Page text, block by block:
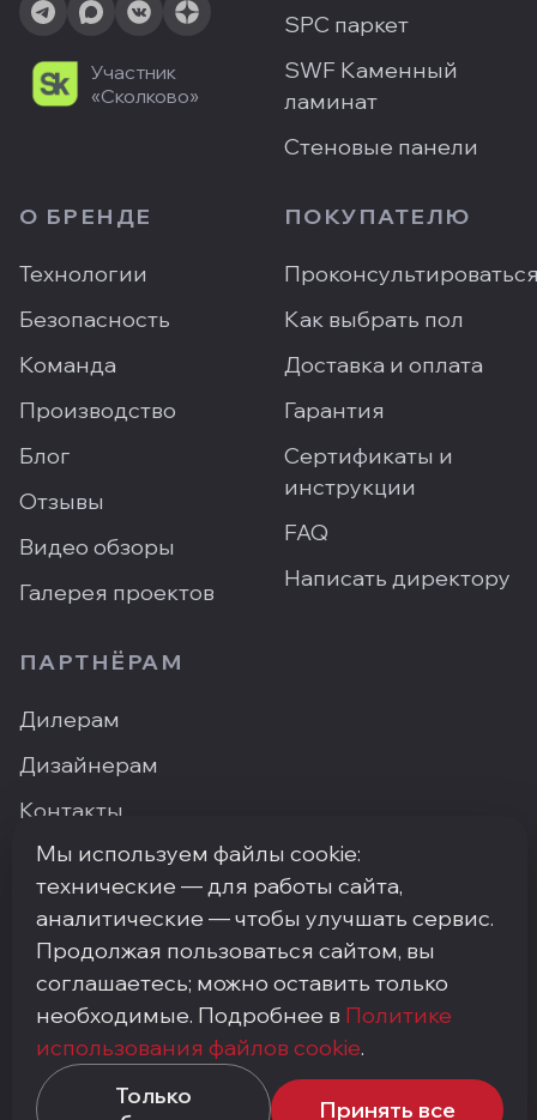
Участник
«Сколково»
SPC паркет
SWF Каменный
ламинат
Стеновые панели
О БРЕНДЕ
Технологии
Безопасность
Команда
Производство
Блог
Отзывы
Видео обзоры
Галерея проектов
ПОКУПАТЕЛЮ
Как выбрать пол
Доставка и оплата
Гарантия
Сертификаты и
инструкции
FAQ
Написать директору
ПАРТНЁРАМ
Дилерам
Дизайнерам
Контакты
Где купить
ПН–ПТ: 9:00–18:00·Москва, ArtPlay, Нижняя
Сыромятническая, 10с3
+7 (495) 748-92-20 info@my-step.ru
Политика конфиденциальности
Соглашение на обработку персональных данных
Политика использования файлов cookie
Мы используем файлы cookie:
технические — для работы сайта,
аналитические — чтобы улучшать сервис.
Продолжая пользоваться сайтом, вы
соглашаетесь; можно оставить только
необходимые. Подробнее в Политике
использования файлов cookie.
Только
Принять все